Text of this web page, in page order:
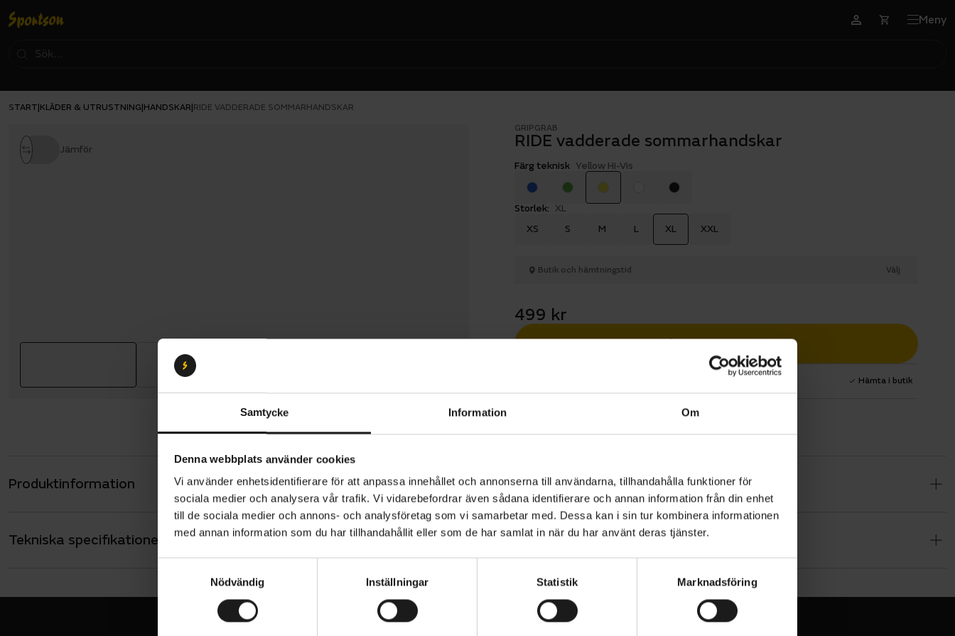
Samtycke Information Om
Denna webbplats använder cookies
Vi använder enhetsidentifierare för att anpassa innehållet och annonserna till användarna, tillhandahålla funktioner för
sociala medier och analysera vår trafik. Vi vidarebefordrar även sådana identifierare och annan information från din enhet
till de sociala medier och annons- och analysföretag som vi samarbetar med. Dessa kan i sin tur kombinera informationen
med annan information som du har tillhandahållit eller som de har samlat in när du har använt deras tjänster.
m
Nödvändig Inställningar Statistik Marknadsföring
Meny
START KLÄDER & UTRUSTNING HANDSKAR RIDE VADDERADE SOMMARHANDSKAR
Jämför
GRIPGRAB
RIDE vadderade sommarhandskar
Färg teknisk Yellow Hi-Vis
Storlek: XL
XS
S M L XL XXL
Butik och hämtningstid Välj
499 kr
Lägg i varukorg
Hämta i butik
Produktinformation
GripGrab RIDE Padded Short Finger Summer Gloves ger exceptionellt värde
utan att kompromissa med komfort eller prestanda. Dessa handskar bygger
vidare på ProGel-seriens pålitliga arv och erbjuder överlägsen dämpning genom
en helt vadderad handflata, vilket minskar trötthet och säkerställer körkomfort
hela dagen. Med hjälp av omfattande expertis är varje del av vadderingen
noggrant formad och exakt placerad för optimalt stöd. Handflatan i återvunnen
mikrosuede ger en mjuk, smidig passform och förbättrar känslan och greppet.
Tekniska specifikationer Allmänt
5% Other Fibres
SÄSONG
Vår/sommar